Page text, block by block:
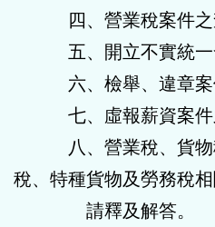
四、營業稅案件之
五、開立不實統一發
六、檢舉、違章案
七、虛報薪資案件之
八、營業稅、貨物稅
稅、特種貨物及勞務稅
請釋及解答。